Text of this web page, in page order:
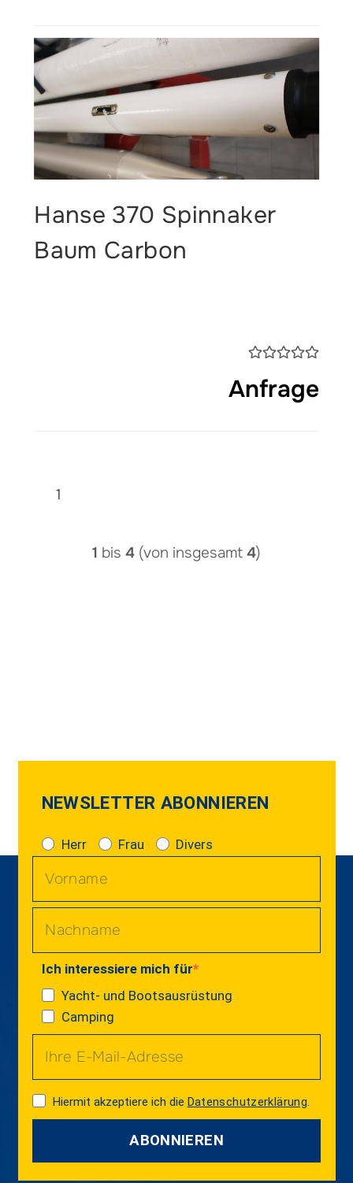
Hanse 370 Spinnaker
Baum Carbon
Anfrage
1
1 bis 4 (von insgesamt 4)
NEWSLETTER ABONNIEREN
Herr Frau Divers
Ich interessiere mich für
Yacht- und Bootsausrüstung
Camping
Hiermit akzeptiere ich die Datenschutzerklärung.
ABONNIEREN